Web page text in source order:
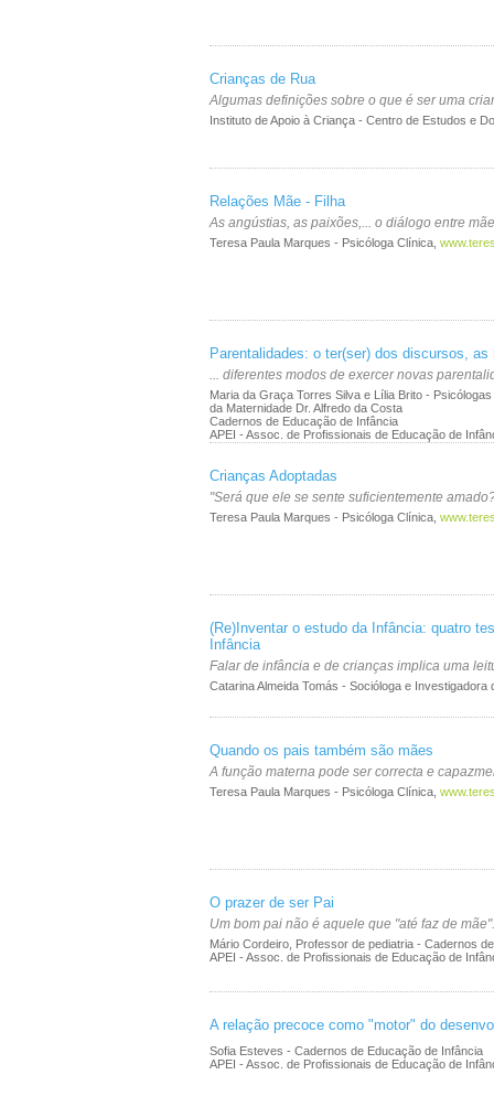
Crianças de Rua
Algumas definições sobre o que é ser uma
Instituto de Apoio à Criança - Centro de Estudos e
Relações Mãe - Filha
As angústias, as paixões,... o diálogo entre
Teresa Paula Marques - Psicóloga Clínica,
Parentalidades: o ter(ser) dos discursos,
... diferentes modos de exercer novas
Maria da Graça Torres Silva e Lília Brito -
da Maternidade Dr. Alfredo da Costa
Cadernos de Educação de Infância
APEI - Assoc. de Profissionais de Educação de
Crianças Adoptadas
"Será que ele se sente suficientemente
Teresa Paula Marques - Psicóloga Clínica,
(Re)Inventar o estudo da Infância: quatro
Infância
Falar de infância e de crianças implica uma
Catarina Almeida Tomás - Socióloga e Investigadora
Quando os pais também são mães
A função materna pode ser correcta e
Teresa Paula Marques - Psicóloga Clínica,
O prazer de ser Pai
Um bom pai não é aquele que "até faz de
Mário Cordeiro, Professor de pediatria - Cadernos
APEI - Assoc. de Profissionais de Educação de
A relação precoce como "motor" do
Sofia Esteves - Cadernos de Educação de Infância
APEI - Assoc. de Profissionais de Educação de